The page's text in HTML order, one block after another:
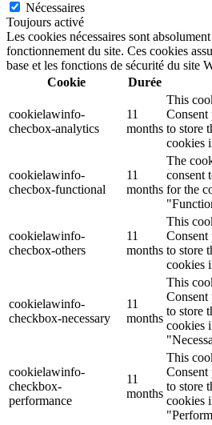
Nécessaires
Toujours activé
Les cookies nécessaires sont
fonctionnement du site. Ces cookies
base et les fonctions de sécurité du site
Cookie
Durée
cookielawinfo-
checbox-analytics
11
months
This
Consent
to store
cookies
cookielawinfo-
checbox-functional
11
months
The
consent
for the
cookielawinfo-
checbox-others
11
months
This
Consent
to store
cookies
cookielawinfo-
checkbox-necessary
11
months
This
Consent
to store
cookies
cookielawinfo-
checkbox-
performance
11
months
This
Consent
to store
cookies